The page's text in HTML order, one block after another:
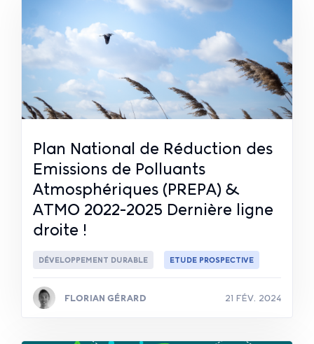
Plan National de Réduction des
Emissions de Polluants
Atmosphériques (PREPA) &
ATMO 2022-2025 Dernière ligne
droite !
DÉVELOPPEMENT DURABLE ETUDE PROSPECTIVE
FLORIAN GÉRARD 21 FÉV. 2024